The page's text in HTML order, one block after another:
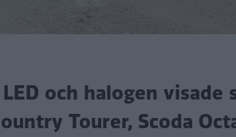
och halogen
Tourer, Scoda